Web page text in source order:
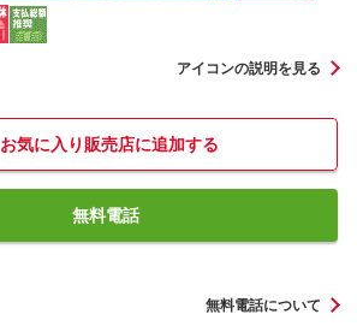
アイコンの説明を見る
お気に入り販売店に追加する
無料電話
無料電話について